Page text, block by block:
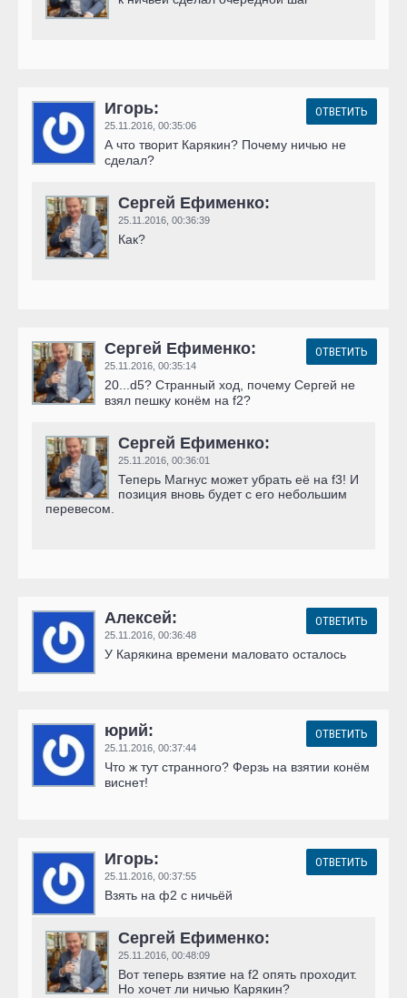
Игорь:
25.11.2016, 00:35:06
ОТВЕТИТЬ
А что творит Карякин? Почему ничью не
сделал?
Сергей Ефименко:
25.11.2016, 00:36:39
Как?
Сергей Ефименко:
25.11.2016, 00:35:14
ОТВЕТИТЬ
20...d5? Странный ход, почему Сергей не
взял пешку конём на f2?
Сергей Ефименко:
25.11.2016, 00:36:01
Теперь Магнус может убрать её на f3! И
позиция вновь будет с его небольшим
перевесом.
Алексей:
25.11.2016, 00:36:48
ОТВЕТИТЬ
У Карякина времени маловато осталось
юрий:
25.11.2016, 00:37:44
ОТВЕТИТЬ
Что ж тут странного? Ферзь на взятии конём
виснет!
Игорь:
25.11.2016, 00:37:55
ОТВЕТИТЬ
Взять на ф2 с ничьёй
Сергей Ефименко:
25.11.2016, 00:48:09
Вот теперь взятие на f2 опять проходит.
Но хочет ли ничью Карякин?